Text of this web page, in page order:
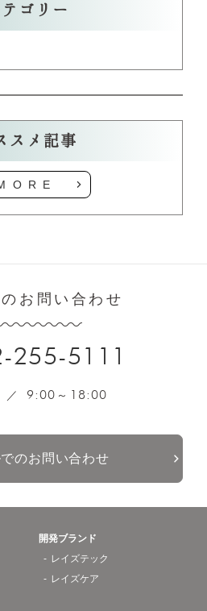
テゴリー
スメ記事
お問い合わせ
255-5111
／ 9:00 ～ 18:00
でのお問い合わせ
開発ブランド
レイズテック
レイズケア